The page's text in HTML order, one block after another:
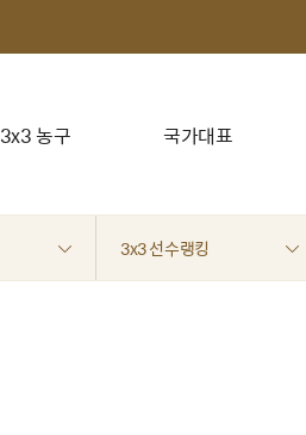
3x3 농구 국가대표
3x3 선수랭킹